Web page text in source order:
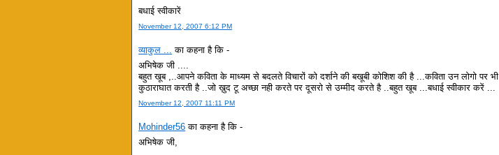
बधाई स्वीकारें
November 12, 2007 6:12 PM
व्याकुल ...
का कहना है कि -
अभिषेक जी ....
बहुत खूब ,..आपने कविता के माध्यम से बदलते विचारों को दर्शाने की बखूबी कोशिश की है ...कविता उन लोगो पर भी
कुठाराघात करती है ..जो ख़ुद टू अच्छा नही करते पर दूसरो से उम्मीद करते है ..बहुत खूब ...बधाई स्वीकार करें ...
November 12, 2007 11:11 PM
Mohinder56 का कहना है कि -
अभिषेक जी,